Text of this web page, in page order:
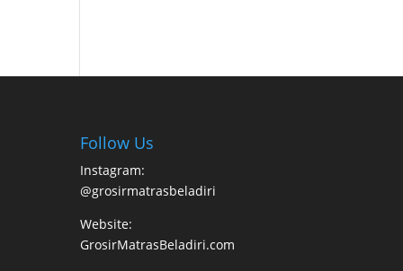
Follow Us
Instagram:
@grosirmatrasbeladiri
Website:
GrosirMatrasBeladiri.com